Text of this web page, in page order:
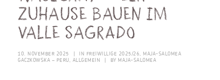
Zuhause bauen im
Valle Sagrado
10. NOVEMBER 2025 IN FREIWILLIGE 2025/26 , MAJA-SALOMEA
GACZKOWSKA – PERU , ALLGEMEIN BY MAJA-SALOMEA